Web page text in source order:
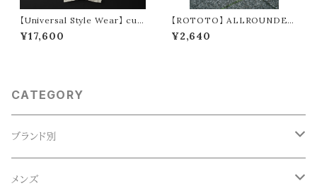
【Universal Style Wear】 cur
ve painter pants (off white)
¥17,600
【ROTOTO】 ALLROUNDER
TECH-MESH "CREW" R159
3
¥2,640
CATEGORY
ブランド別
ACE SNKR(エーススニーカー)
メンズ